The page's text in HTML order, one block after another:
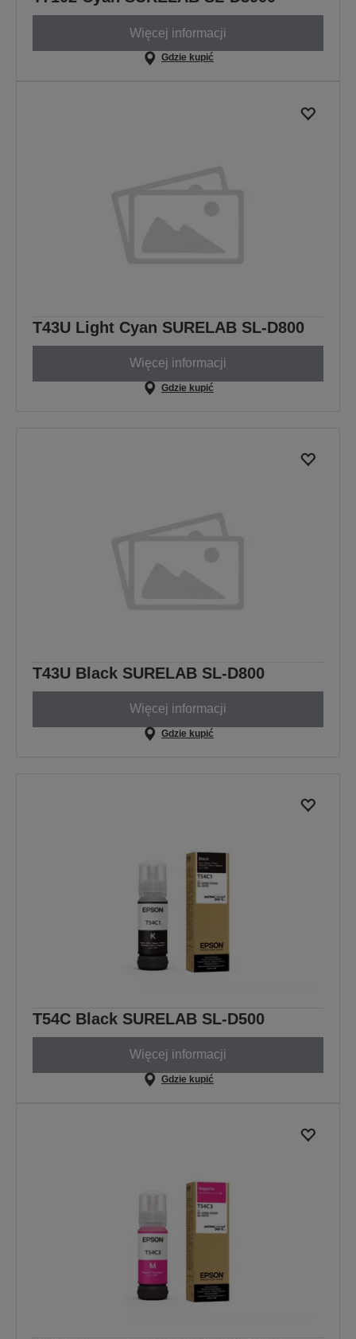
Więcej informacji
Gdzie kupić
T43U Light Cyan SURELAB SL-D800
Więcej informacji
Gdzie kupić
T43U Black SURELAB SL-D800
Więcej informacji
Gdzie kupić
T54C Black SURELAB SL-D500
Więcej informacji
Gdzie kupić